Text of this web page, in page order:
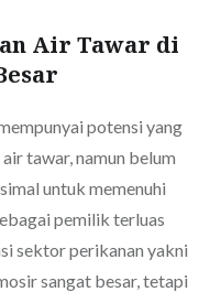
Air Tawar di
potensi yang
tawar, namun belum
untuk memenuhi
pemilik terluas
sektor perikanan yakni
sangat besar, tetapi